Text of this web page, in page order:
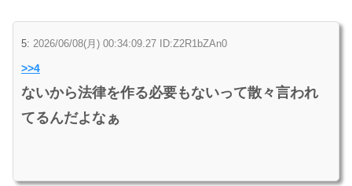
5: 2026/06/08(月) 00:34:09.27 ID:Z2R1bZAn0
>>4
ないから法律を作る必要もないって散々言われ
てるんだよなぁ